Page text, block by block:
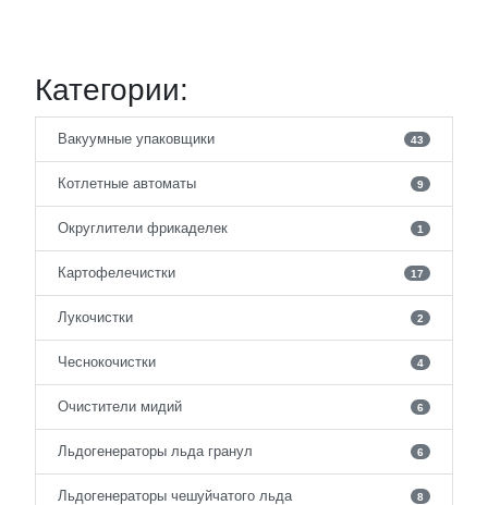
Категории:
Вакуумные упаковщики 43
Котлетные автоматы 9
Округлители фрикаделек 1
Картофелечистки 17
Лукочистки 2
Чеснокочистки 4
Очистители мидий 6
Льдогенераторы льда гранул 6
Льдогенераторы чешуйчатого льда 8